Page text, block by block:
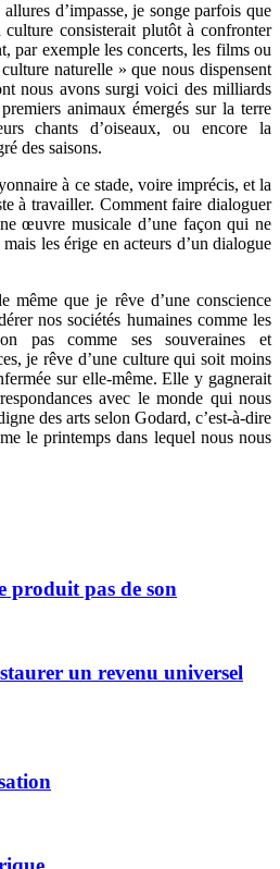
d’impasse, je songe parfois que
consisterait plutôt à confronter
par exemple les concerts, les films ou
naturelle » que nous dispensent
nous avons surgi voici des milliards
animaux émergés sur la terre
chants d’oiseaux, ou encore la
des saisons.
à ce stade, voire imprécis, et la
à travailler. Comment faire dialoguer
œuvre musicale d’une façon qui ne
les érige en acteurs d’un dialogue
même que je rêve d’une conscience
nos sociétés humaines comme les
pas comme ses souveraines et
je rêve d’une culture qui soit moins
sur elle-même. Elle y gagnerait
avec le monde qui nous
des arts selon Godard, c’est-à-dire
le printemps dans lequel nous nous
produit pas de son
un revenu universel